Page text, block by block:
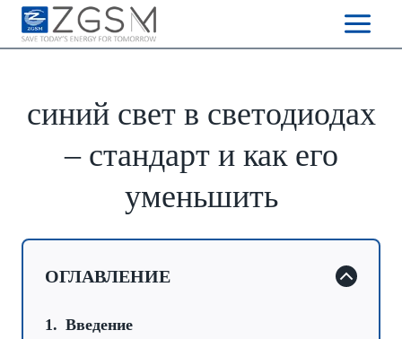
Skip
синий свет в светодиодах
– стандарт и как его
уменьшить
ОГЛАВЛЕНИЕ
Введение